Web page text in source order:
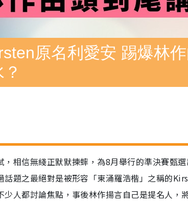
原名利愛安 踢爆林
相信無綫正默默揀蟀，為8月舉行的準決賽甄
話題之最絕對是被形容「東涌羅浩楷」之稱的
人都討論焦點，事後林作揚言自己是提名人，